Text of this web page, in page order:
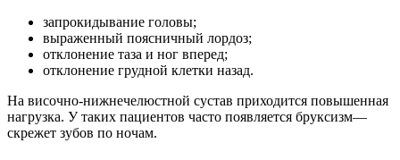
запрокидывание головы;
выраженный поясничный лордоз;
отклонение таза и ног вперед;
отклонение грудной клетки назад.
На височно-нижнечелюстной сустав приходится повышенная
нагрузка. У таких пациентов часто появляется бруксизм—
скрежет зубов по ночам.